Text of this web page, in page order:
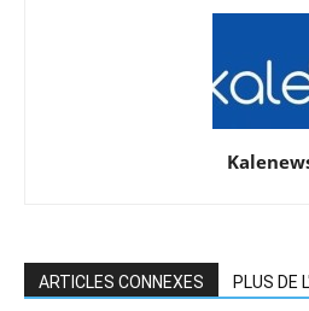
ARTICLES CONNEXES PLUS DE